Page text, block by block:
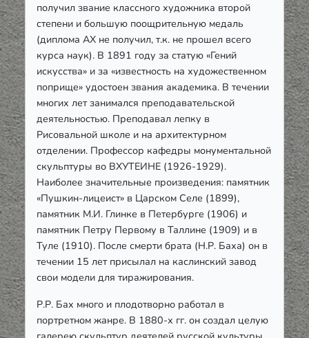
получил звание классного художника второй
степени и большую поощрительную медаль
(диплома АХ не получил, т.к. не прошел всего
курса наук). В 1891 году за статую «Гений
искусства» и за «известность на художественном
поприще» удостоен звания академика. В течении
многих лет занимался преподавательской
деятельностью. Преподавал лепку в
Рисовальной школе и на архитектурном
отделении. Профессор кафедры монументальной
скульптуры во ВХУТЕИНЕ (1926-1929).
Наиболее значительные произведения: памятник
«Пушкин-лицеист» в Царском Селе (1899),
памятник М.И. Глинке в Петербурге (1906) и
памятник Петру Первому в Таллине (1909) и в
Туле (1910). После смерти брата (Н.Р. Баха) он в
течении 15 лет присылал на каслинский завод
свои модели для тиражирования.
Р.Р. Бах много и плодотворно работал в
портретном жанре. В 1880-х гг. он создал целую